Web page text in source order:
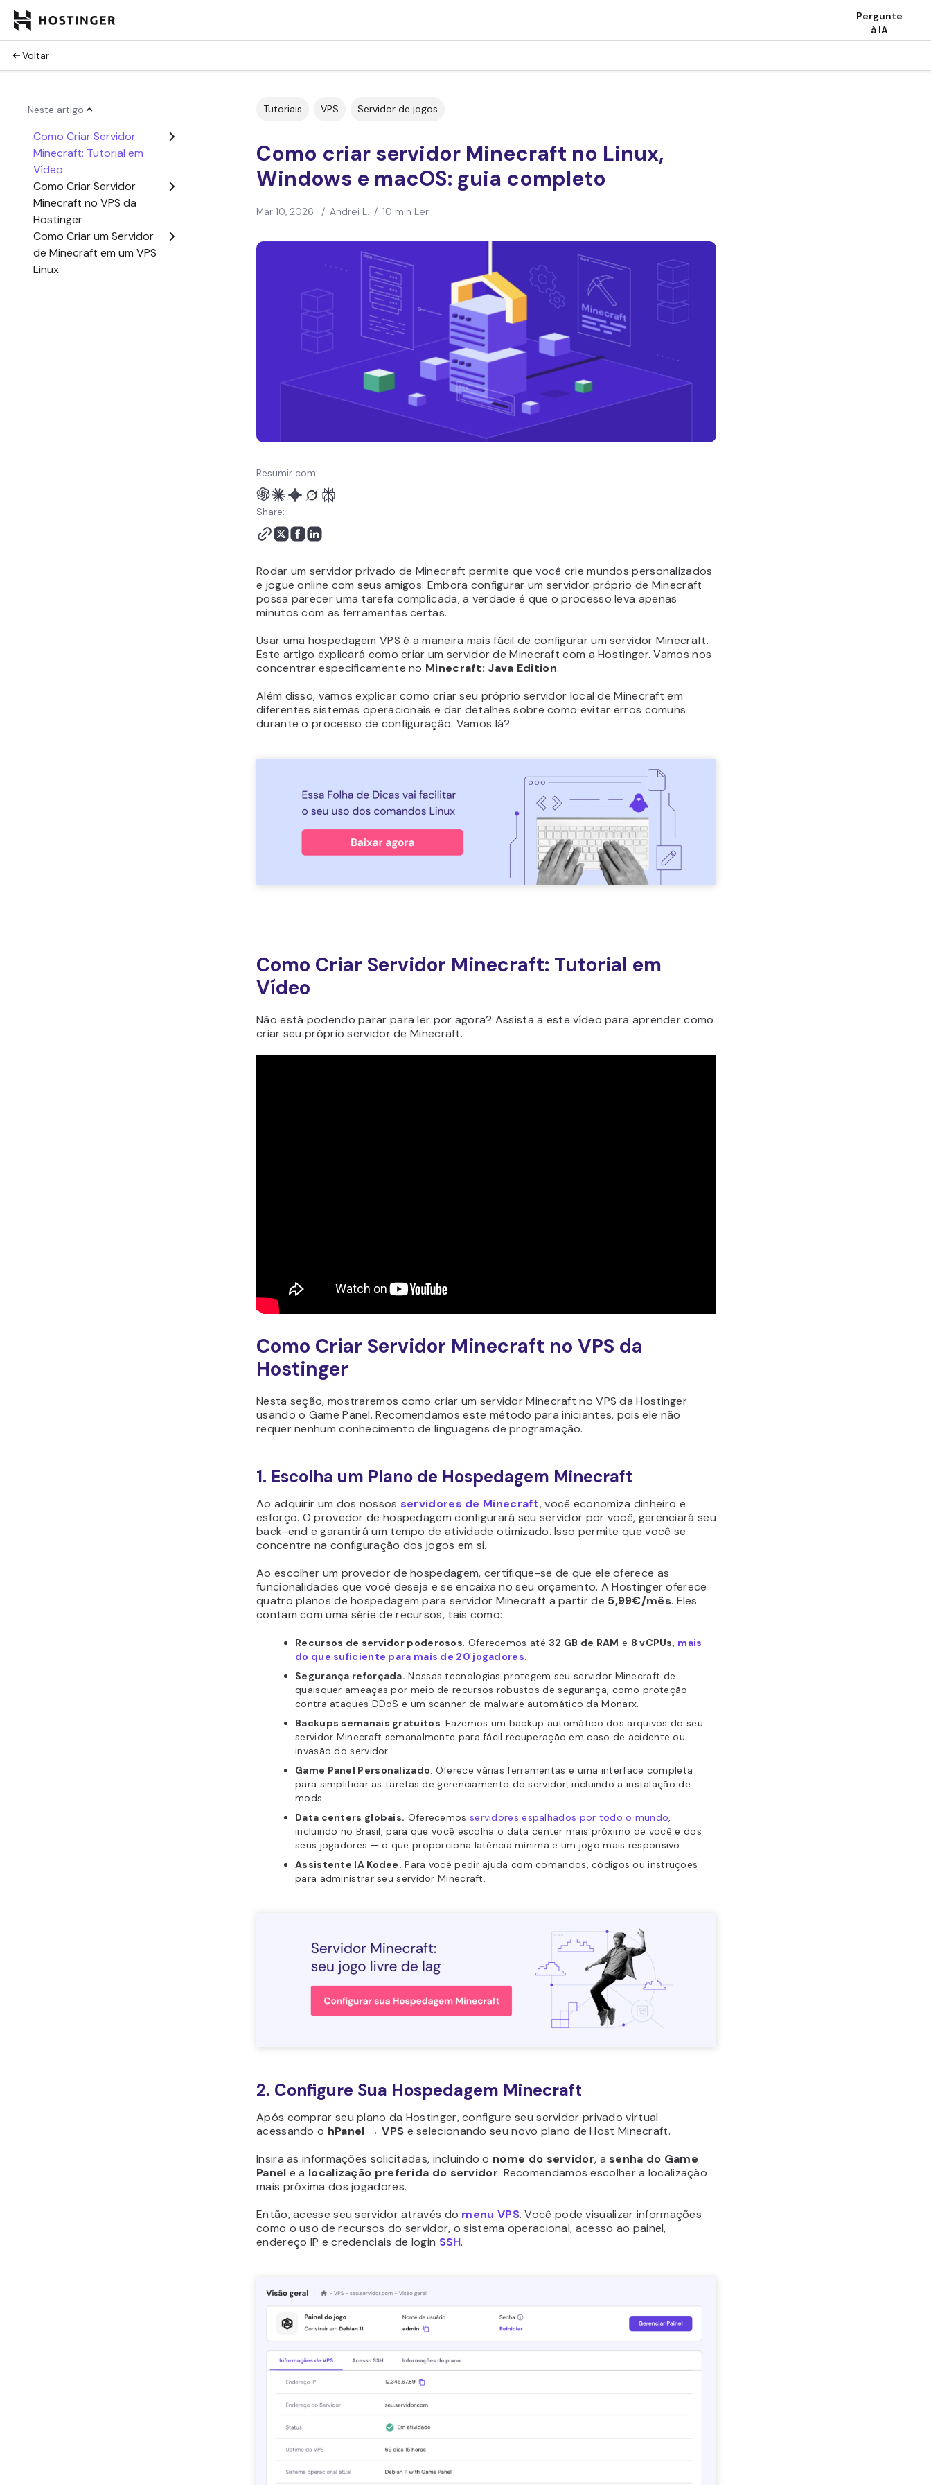
Pergunte
à IA
Voltar
Neste artigo
Como Criar Servidor
Minecraft: Tutorial em
Vídeo
Como Criar Servidor
Minecraft no VPS da
Hostinger
Como Criar um Servidor
de Minecraft em um VPS
Linux
Tutoriais VPS Servidor de jogos
Como criar servidor Minecraft no Linux,
Windows e macOS: guia completo
Mar 10, 2026 / Andrei L. / 10 min Ler
Resumir com:
Share:
Rodar um servidor privado de Minecraft permite que você crie mundos personalizados
e jogue online com seus amigos. Embora configurar um servidor próprio de Minecraft
possa parecer uma tarefa complicada, a verdade é que o processo leva apenas
minutos com as ferramentas certas.
Usar uma hospedagem VPS é a maneira mais fácil de configurar um servidor Minecraft.
Este artigo explicará como criar um servidor de Minecraft com a Hostinger. Vamos nos
concentrar especificamente no Minecraft: Java Edition.
Além disso, vamos explicar como criar seu próprio servidor local de Minecraft em
diferentes sistemas operacionais e dar detalhes sobre como evitar erros comuns
durante o processo de configuração. Vamos lá?
Como Criar Servidor Minecraft: Tutorial em
Vídeo
Não está podendo parar para ler por agora? Assista a este vídeo para aprender como
criar seu próprio servidor de Minecraft.
Como Criar Servidor Minecraft no VPS da
Hostinger
Nesta seção, mostraremos como criar um servidor Minecraft no VPS da Hostinger
usando o Game Panel. Recomendamos este método para iniciantes, pois ele não
requer nenhum conhecimento de linguagens de programação.
1. Escolha um Plano de Hospedagem Minecraft
Ao adquirir um dos nossos servidores de Minecraft, você economiza dinheiro e
esforço. O provedor de hospedagem configurará seu servidor por você, gerenciará seu
back-end e garantirá um tempo de atividade otimizado. Isso permite que você se
concentre na configuração dos jogos em si.
Ao escolher um provedor de hospedagem, certifique-se de que ele oferece as
funcionalidades que você deseja e se encaixa no seu orçamento. A Hostinger oferece
quatro planos de hospedagem para servidor Minecraft a partir de 5,99€/mês. Eles
contam com uma série de recursos, tais como:
Recursos de servidor poderosos . Oferecemos até 32 GB de RAM e 8 vCPUs mais
do que suficiente para mais de 20 jogadores
Segurança reforçada. Nossas tecnologias protegem seu servidor Minecraft de
quaisquer ameaças por meio de recursos robustos de segurança, como proteção
contra ataques DDoS e um scanner de malware automático da Monarx.
Backups semanais gratuitos . Fazemos um backup automático dos arquivos do seu
servidor Minecraft semanalmente para fácil recuperação em caso de acidente ou
invasão do servidor.
Game Panel Personalizado . Oferece várias ferramentas e uma interface completa
para simplificar as tarefas de gerenciamento do servidor, incluindo a instalação de
mods.
Data centers globais. Oferecemos servidores espalhados por todo o mundo
incluindo no Brasil, para que você escolha o data center mais próximo de você e dos
seus jogadores — o que proporciona latência mínima e um jogo mais responsivo.
Assistente IA Kodee. Para você pedir ajuda com comandos, códigos ou instruções
para administrar seu servidor Minecraft.
2. Configure Sua Hospedagem Minecraft
Após comprar seu plano da Hostinger, configure seu servidor privado virtual
acessando o hPanel →VPS e selecionando seu novo plano de Host Minecraft.
Insira as informações solicitadas, incluindo o nome do servidor, a senha do Game
Panel e a localização preferida do servidor. Recomendamos escolher a localização
mais próxima dos jogadores.
Então, acesse seu servidor através do menu VPS. Você pode visualizar informações
como o uso de recursos do servidor, o sistema operacional, acesso ao painel,
endereço IP e credenciais de login SSH.